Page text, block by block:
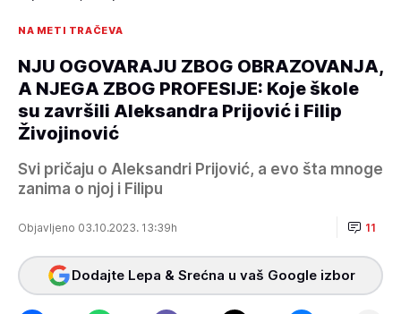
NA METI TRAČEVA
NJU OGOVARAJU ZBOG OBRAZOVANJA,
A NJEGA ZBOG PROFESIJE: Koje škole
su završili Aleksandra Prijović i Filip
Živojinović
Svi pričaju o Aleksandri Prijović, a evo šta mnoge
zanima o njoj i Filipu
Objavljeno 03.10.2023. 13:39h 11
Dodajte Lepa & Srećna u vaš Google izbor